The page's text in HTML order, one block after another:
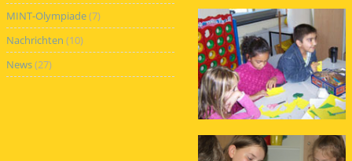
MINT-Olympiade(7)
Nachrichten (10)
News(27)